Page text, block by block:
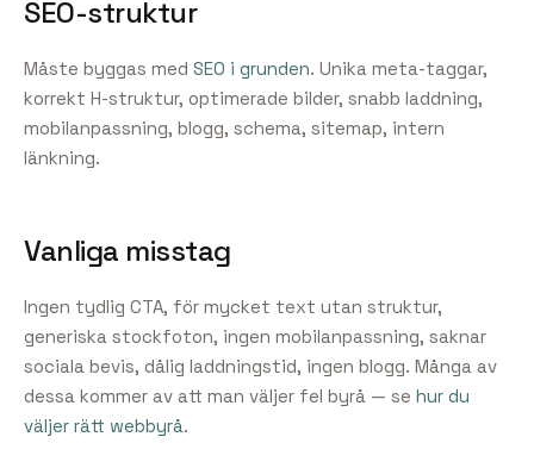
SEO-struktur
Måste byggas med SEO i grunden. Unika meta-taggar,
korrekt H-struktur, optimerade bilder, snabb laddning,
mobilanpassning, blogg, schema, sitemap, intern
länkning.
Vanliga misstag
Ingen tydlig CTA, för mycket text utan struktur,
generiska stockfoton, ingen mobilanpassning, saknar
sociala bevis, dålig laddningstid, ingen blogg. Många av
dessa kommer av att man väljer fel byrå — se hur du
väljer rätt webbyrå.